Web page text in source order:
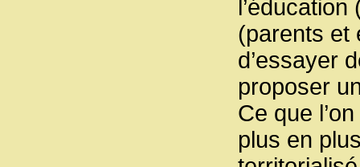
(parents et
d’essayer
proposer
Ce que
plus en